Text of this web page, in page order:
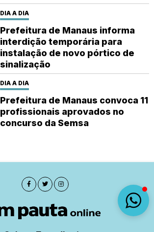
DIA A DIA
Prefeitura de Manaus informa
interdição temporária para
instalação de novo pórtico de
sinalização
DIA A DIA
Prefeitura de Manaus convoca 11
profissionais aprovados no
concurso da Semsa